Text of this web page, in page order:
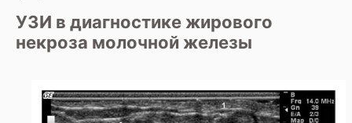
УЗИ в диагностике жирового
некроза молочной железы